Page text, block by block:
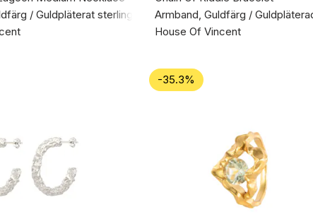
/ Guldpläterat sterlingsilver 925Armband, Guldfärg /
House Of Vincent
-35.3%